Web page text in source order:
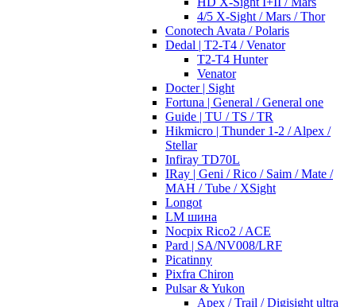
4/5 X-Sight / Mars / Thor
Conotech Avata / Polaris
Dedal | T2-T4 / Venator
T2-T4 Hunter
Venator
Docter | Sight
Fortuna | General / General one
Guide | TU / TS / TR
Hikmicro | Thunder 1-2 / Alpex /
Stellar
Infiray TD70L
IRay | Geni / Rico / Saim / Mate /
MAH / Tube / XSight
Longot
LM шина
Nocpix Rico2 / ACE
Pard | SA/NV008/LRF
Picatinny
Pixfra Chiron
Pulsar & Yukon
Apex / Trail / Digisight ultra